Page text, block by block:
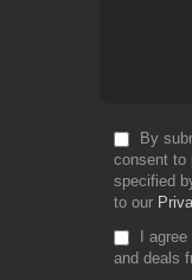
By
consent to
specified
to our
I
and deals